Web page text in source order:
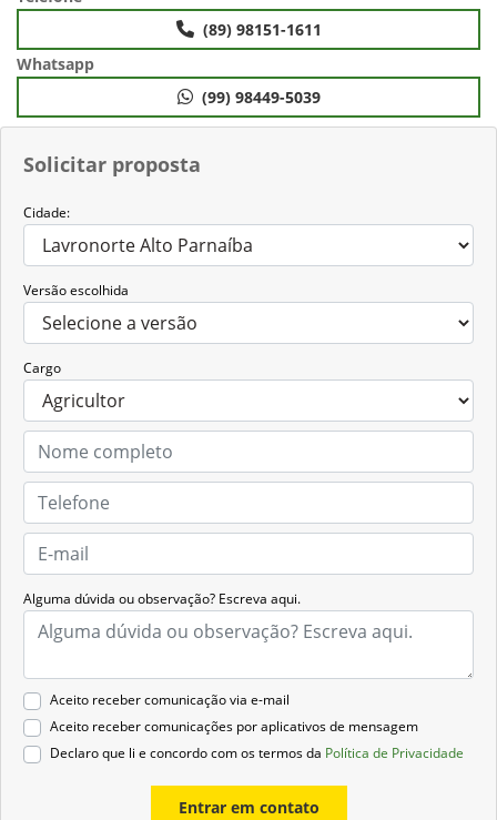
Solicitar proposta
Cidade:
Versão escolhida
Cargo
Alguma dúvida ou observação? Escreva aqui.
Aceito receber comunicação via e-mail
Aceito receber comunicações por aplicativos de mensagem
Declaro que li e concordo com os termos da Política de Privacidade
Entrar em contato
(89) 98151-1611
Whatsapp
(99) 98449-5039